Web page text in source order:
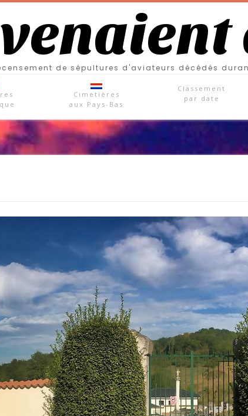
de sépultures d'aviateurs décédés
Cimetières
aux Pays-Bas
Classement
par date